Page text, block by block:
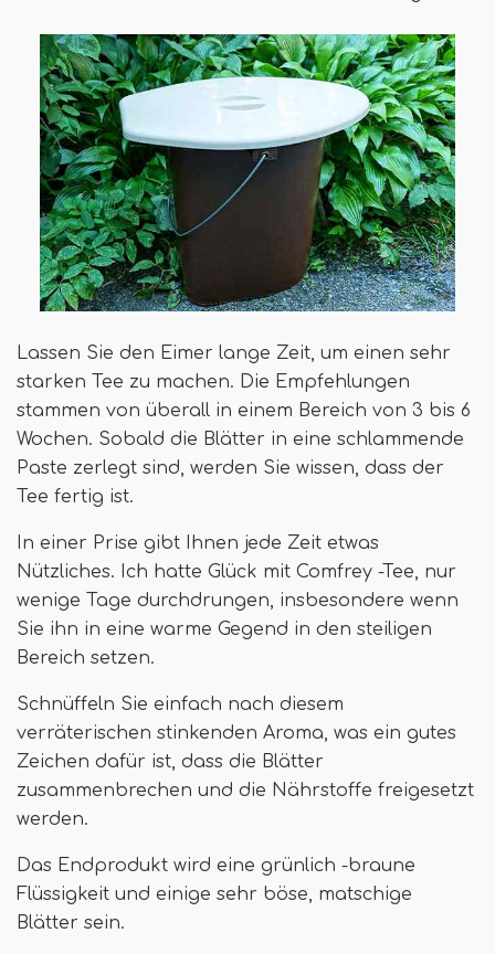
Lassen Sie den Eimer lange Zeit, um einen sehr
starken Tee zu machen. Die Empfehlungen
stammen von überall in einem Bereich von 3 bis 6
Wochen. Sobald die Blätter in eine schlammende
Paste zerlegt sind, werden Sie wissen, dass der
Tee fertig ist.
In einer Prise gibt Ihnen jede Zeit etwas
Nützliches. Ich hatte Glück mit Comfrey -Tee, nur
wenige Tage durchdrungen, insbesondere wenn
Sie ihn in eine warme Gegend in den steiligen
Bereich setzen.
Schnüffeln Sie einfach nach diesem
verräterischen stinkenden Aroma, was ein gutes
Zeichen dafür ist, dass die Blätter
zusammenbrechen und die Nährstoffe freigesetzt
werden.
Das Endprodukt wird eine grünlich -braune
Flüssigkeit und einige sehr böse, matschige
Blätter sein.